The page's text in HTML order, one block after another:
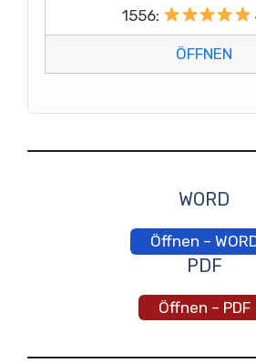
1556:
ÖFFNEN
WORD
Öffnen –
PDF
Öffnen – PDF